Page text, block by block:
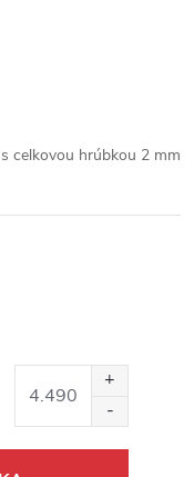
celkovou hrúbkou 2 mm